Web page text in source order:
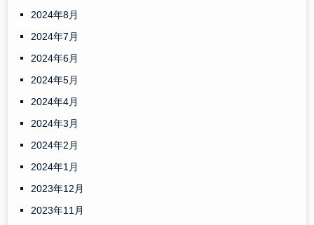
2024年8月
2024年7月
2024年6月
2024年5月
2024年4月
2024年3月
2024年2月
2024年1月
2023年12月
2023年11月